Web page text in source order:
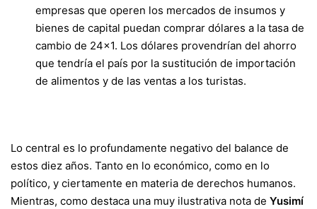
empresas que operen los mercados de insumos y
bienes de capital puedan comprar dólares a la tasa de
cambio de 24×1. Los dólares provendrían del ahorro
que tendría el país por la sustitución de importación
de alimentos y de las ventas a los turistas.
Lo central es lo profundamente negativo del balance de
estos diez años. Tanto en lo económico, como en lo
político, y ciertamente en materia de derechos humanos.
Mientras, como destaca una muy ilustrativa nota de Yusimí